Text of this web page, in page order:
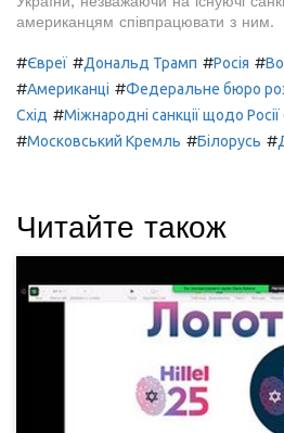
американцям співпрацювати з ним.
#Євреї #Дональд Трамп #Росія #
#Американці #Федеральне бюро
Схід #Міжнародні санкції щодо
#Московський Кремль #Білорусь #
Читайте також